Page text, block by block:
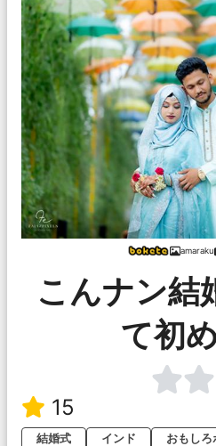
amaraku
こんナン結
て初
15
結婚式
インド おもしろ